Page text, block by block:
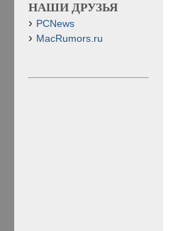
НАШИ ДРУЗЬЯ
PCNews
MacRumors.ru